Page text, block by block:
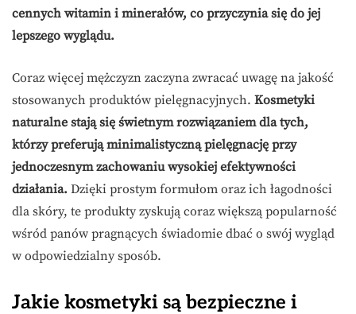
cennych witamin i minerałów, co przyczynia się do jej
lepszego wyglądu.
Coraz więcej mężczyzn zaczyna zwracać uwagę na jakość
stosowanych produktów pielęgnacyjnych. Kosmetyki
naturalne stają się świetnym rozwiązaniem dla tych,
którzy preferują minimalistyczną pielęgnację przy
jednoczesnym zachowaniu wysokiej efektywności
działania. Dzięki prostym formułom oraz ich łagodności
dla skóry, te produkty zyskują coraz większą popularność
wśród panów pragnących świadomie dbać o swój wygląd
w odpowiedzialny sposób.
Jakie kosmetyki są bezpieczne i